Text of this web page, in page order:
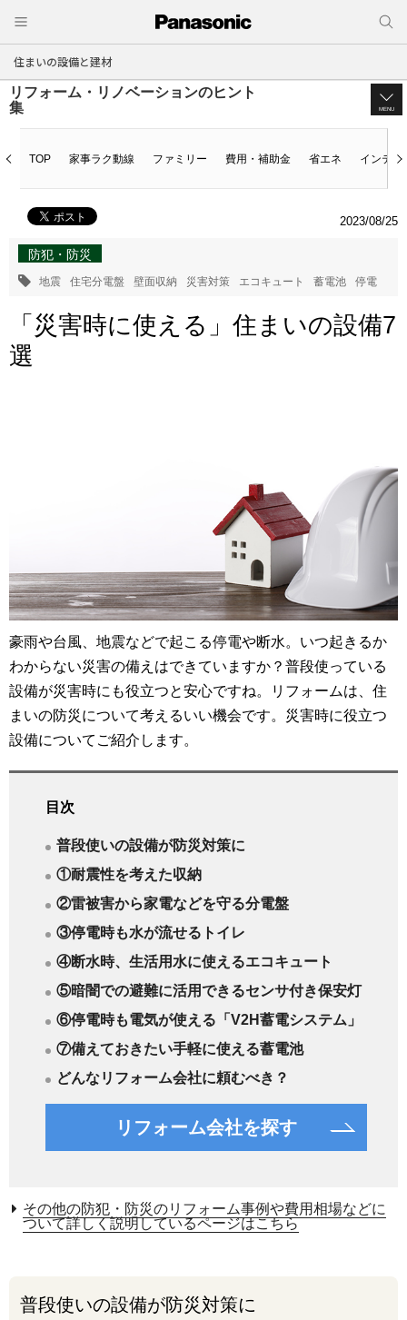
住まいの設備と建材
リフォーム・リノベーションのヒント
集
MENU
TOP 家事ラク動線 ファミリー 費用・補助金 省エネ インテリ
2023/08/25
防犯・防災
地震 住宅分電盤 壁面収納 災害対策 エコキュート 蓄電池 停電
「災害時に使える」住まいの設備7
選
豪雨や台風、地震などで起こる停電や断水。いつ起きるか
わからない災害の備えはできていますか？普段使っている
設備が災害時にも役立つと安心ですね。リフォームは、住
まいの防災について考えるいい機会です。災害時に役立つ
設備についてご紹介します。
目次
普段使いの設備が防災対策に
①耐震性を考えた収納
②雷被害から家電などを守る分電盤
③停電時も水が流せるトイレ
④断水時、生活用水に使えるエコキュート
⑤暗闇での避難に活用できるセンサ付き保安灯
⑥停電時も電気が使える「V2H蓄電システム」
⑦備えておきたい手軽に使える蓄電池
どんなリフォーム会社に頼むべき？
リフォーム会社を探す
その他の防犯・防災のリフォーム事例や費用相場などに
ついて詳しく説明しているページはこちら
普段使いの設備が防災対策に